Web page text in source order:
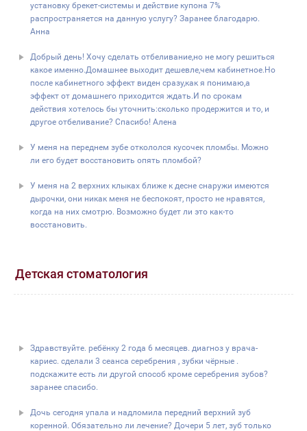
установку брекет-системы и действие купона 7%
распространяется на данную услугу? Заранее благодарю.
Анна
Добрый день! Хочу сделать отбеливание,но не могу решиться
какое именно.Домашнее выходит дешевле,чем кабинетное.Но
после кабинетного эффект виден сразу,как я понимаю,а
эффект от домашнего приходится ждать.И по срокам
действия хотелось бы уточнить:сколько продержится и то, и
другое отбеливание? Спасибо! Алена
У меня на переднем зубе откололся кусочек пломбы. Можно
ли его будет восстановить опять пломбой?
У меня на 2 верхних клыках ближе к десне снаружи имеются
дырочки, они никак меня не беспокоят, просто не нравятся,
когда на них смотрю. Возможно будет ли это как-то
восстановить.
Детская стоматология
Здравствуйте. ребёнку 2 года 6 месяцев. диагноз у врача-
кариес. сделали 3 сеанса серебрения , зубки чёрные .
подскажите есть ли другой способ кроме серебрения зубов?
заранее спасибо.
Дочь сегодня упала и надломила передний верхний зуб
коренной. Обязательно ли лечение? Дочери 5 лет, зуб только